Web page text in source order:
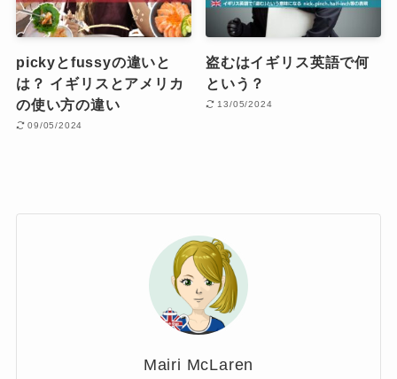
pickyとfussyの違いと
は？ イギリスとアメリカ
の使い方の違い
09/05/2024
盗むはイギリス英語で何
という？
13/05/2024
Mairi McLaren